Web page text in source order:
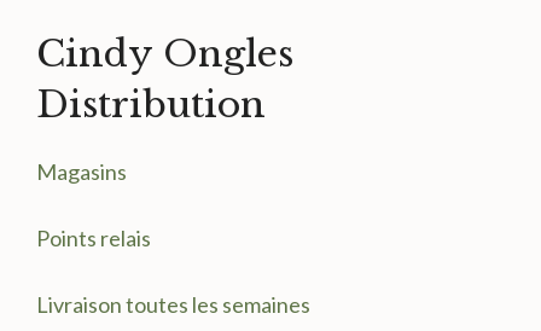
Cindy Ongles
Distribution
Magasins
Points relais
Livraison toutes les semaines